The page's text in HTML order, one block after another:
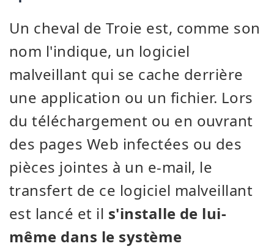
Un cheval de Troie est, comme son
nom l'indique, un logiciel
malveillant qui se cache derrière
une application ou un fichier. Lors
du téléchargement ou en ouvrant
des pages Web infectées ou des
pièces jointes à un e-mail, le
transfert de ce logiciel malveillant
est lancé et il s'installe de lui-
même dans le système